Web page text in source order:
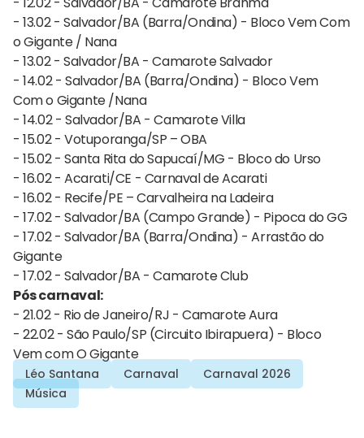
- 13.02 - Salvador/BA (Barra/Ondina) - Bloco Vem Com
o Gigante / Nana
- 13.02 - Salvador/BA - Camarote Salvador
- 14.02 - Salvador/BA (Barra/Ondina) - Bloco Vem
Com o Gigante /Nana
- 14.02 - Salvador/BA - Camarote Villa
- 15.02 - Votuporanga/SP – OBA
- 15.02 - Santa Rita do Sapucaí/MG - Bloco do Urso
- 16.02 - Acarati/CE - Carnaval de Acarati
- 16.02 - Recife/PE – Carvalheira na Ladeira
- 17.02 - Salvador/BA (Campo Grande) - Pipoca do GG
- 17.02 - Salvador/BA (Barra/Ondina) - Arrastão do
Gigante
- 17.02 - Salvador/BA - Camarote Club
Pós carnaval:
- 21.02 - Rio de Janeiro/RJ - Camarote Aura
- 22.02 - São Paulo/SP (Circuito Ibirapuera) - Bloco
Vem com O Gigante
Léo Santana Carnaval
Carnaval 2026
Música